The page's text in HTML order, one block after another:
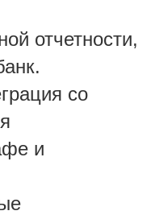
отчетности,
со
и